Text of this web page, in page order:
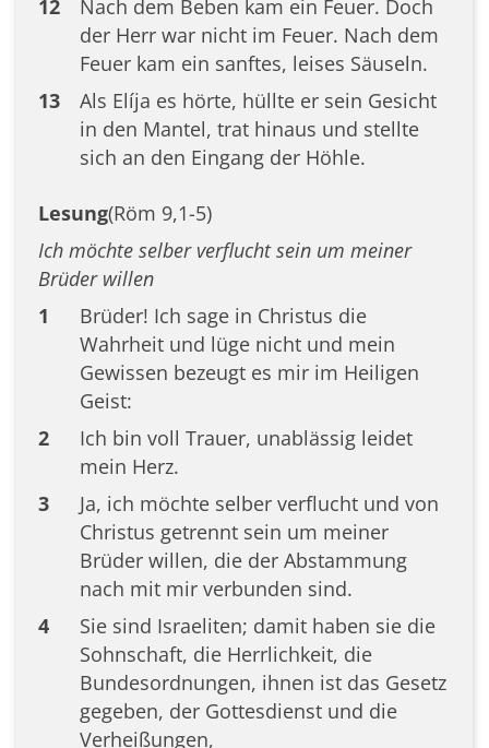
12
Nach dem Beben kam ein Feuer. Doch
der Herr war nicht im Feuer. Nach dem
Feuer kam ein sanftes, leises Säuseln.
13
Als Elíja es hörte, hüllte er sein Gesicht
in den Mantel, trat hinaus und stellte
sich an den Eingang der Höhle.
Lesung(Röm 9,1-5)
Ich möchte selber verflucht sein um meiner
Brüder willen
1
Brüder! Ich sage in Christus die
Wahrheit und lüge nicht und mein
Gewissen bezeugt es mir im Heiligen
Geist:
2
Ich bin voll Trauer, unablässig leidet
mein Herz.
3
Ja, ich möchte selber verflucht und von
Christus getrennt sein um meiner
Brüder willen, die der Abstammung
nach mit mir verbunden sind.
4
Sie sind Israeliten; damit haben sie die
Sohnschaft, die Herrlichkeit, die
Bundesordnungen, ihnen ist das Gesetz
gegeben, der Gottesdienst und die
Verheißungen,